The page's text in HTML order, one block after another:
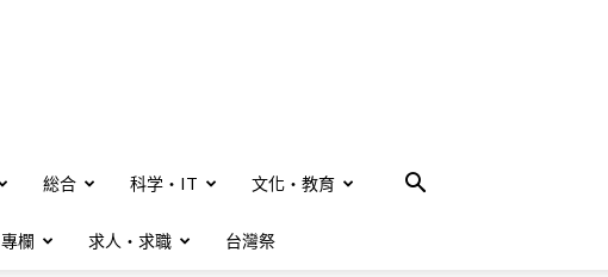
総合 科学・IT 文化・教育
專欄 求人・求職 台灣祭